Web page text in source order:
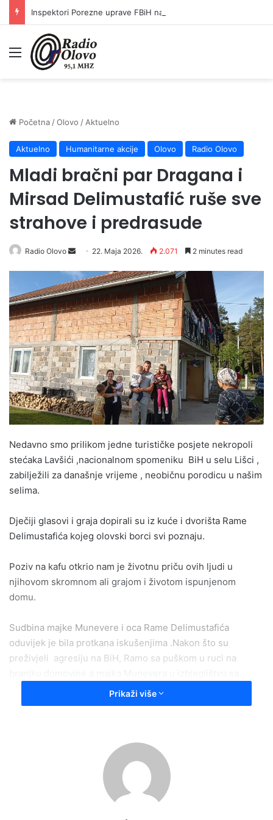
Meni
Početna /Olovo / Aktuelno
Aktuelno Humanitarne akcije Olovo Radio Olovo
Mladi bračni par Dragana i
Mirsad Delimustafić ruše sve
strahove i predrasude
Radio Olovo
n
d
a
n
e
m
a
i
l
22. Maja 2026. 2.071 2 minutes read
Nedavno smo prilikom jedne turističke posjete nekropoli
stećaka Lavšići ,nacionalnom spomeniku BiH u selu Lišci ,
zabilježili za današnje vrijeme , neobičnu porodicu u našim
selima.
Dječiji glasovi i graja dopirali su iz kuće i dvorišta Rame
Delimustafića kojeg olovski borci svi poznaju.
Poziv na kafu otkrio nam je životnu priču ovih ljudi u
njihovom skromnom ali grajom i životom ispunjenom
domu.
Sudbina majke Munevere i oca Rame Delimustafića
oduvijek je bila protkana iskušenjima .Nakon što su
preživjeli agresiju na BiH, Ramo sa puškom u ruci na
djecom ,mir im donosi tragičan gubitak djeteta što je
ostavilo dubok i neizbrisiv bol u njihovim srcima i
Dok se s tugom sjećaju tragičnog događaja njihovu tužnu
priču nadjačava plač i smijeh unučića. Život ih tjera da se
Prikaži više